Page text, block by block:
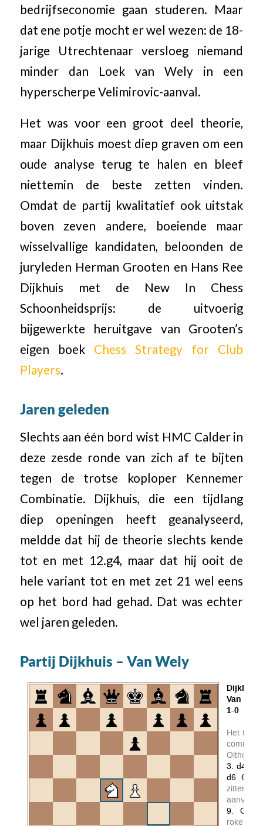
bedrijfseconomie gaan studeren. Maar
dat ene potje mocht er wel wezen: de 18-
jarige Utrechtenaar versloeg niemand
minder dan Loek van Wely in een
hyperscherpe Velimirovic-aanval.
Het was voor een groot deel theorie,
maar Dijkhuis moest diep graven om een
oude analyse terug te halen en bleef
niettemin de beste zetten vinden.
Omdat de partij kwalitatief ook uitstak
boven zeven andere, boeiende maar
wisselvallige kandidaten, beloonden de
juryleden Herman Grooten en Hans Ree
Dijkhuis met de New In Chess
Schoonheidsprijs: de uitvoerig
bijgewerkte heruitgave van Grooten’s
eigen boek Chess Strategy for Club
Players.
Jaren geleden
Slechts aan één bord wist HMC Calder in
deze zesde ronde van zich af te bijten
tegen de trotse koploper Kennemer
Combinatie. Dijkhuis, die een tijdlang
diep openingen heeft geanalyseerd,
meldde dat hij de theorie slechts kende
tot en met 12.g4, maar dat hij ooit de
hele variant tot en met zet 21 wel eens
op het bord had gehad. Dat was echter
wel jaren geleden.
Partij Dijkhuis – Van Wely